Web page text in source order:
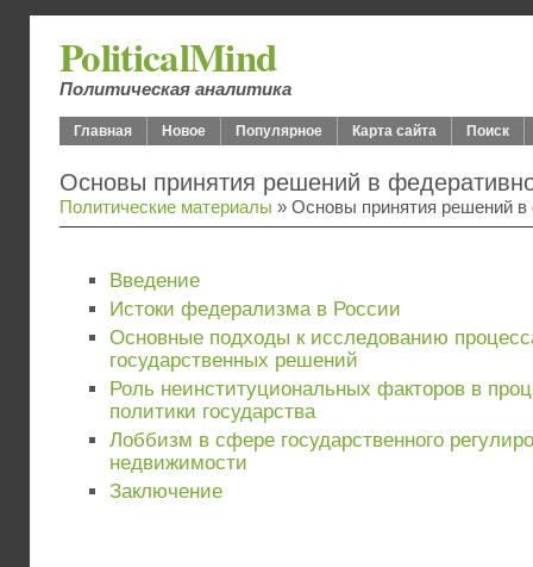
PoliticalMind
Политическая аналитика
Главная Новое Популярное Карта сайта Поиск
Основы принятия решений в
Политические материалы » Основы принятия решений в
Введение
Истоки федерализма в России
Основные подходы к исследованию
государственных решений
Роль неинституциональных факторов в
политики государства
Лоббизм в сфере государственного
недвижимости
Заключение